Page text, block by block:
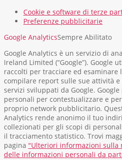
Cookie e software di terze
Preferenze pubblicitarie
Google AnalyticsSempre Abilitato
Google Analytics è un servizio di
Ireland Limited (“Google”). Google
raccolti per tracciare ed esaminare
compilare report sulle sue attività
servizi sviluppati da Google.
personali per contestualizzare e
proprio network pubblicitario.
Analytics rende anonimo il tuo
collezionati per gli scopi di
il tracciamento statistico. Trovi
pagina "Ulteriori informazioni
delle informazioni personali da